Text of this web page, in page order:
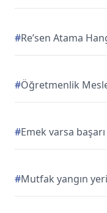
#Re’sen Atama
#Öğretmenlik
#Emek varsa
#Mutfak yangın yeri